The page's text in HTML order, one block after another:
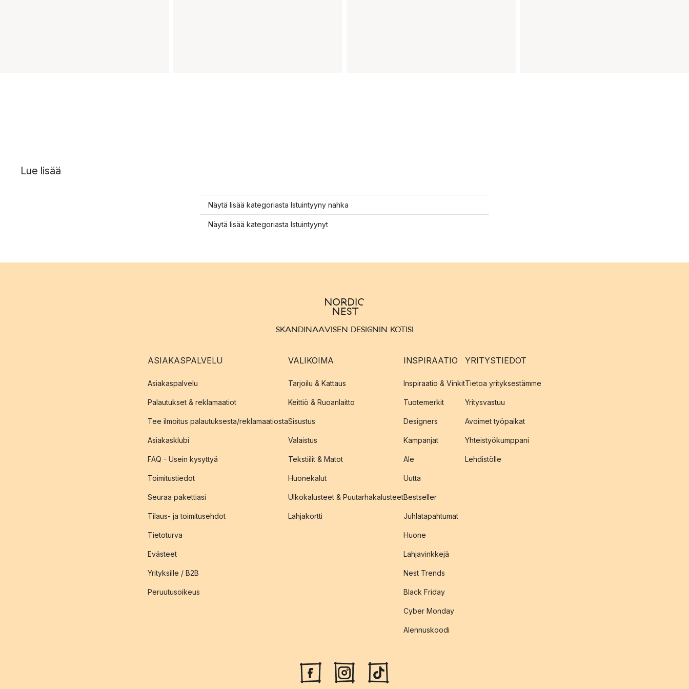
Lue lisää
Näytä lisää kategoriasta Istuintyyny nahka
Näytä lisää kategoriasta Istuintyynyt
SKANDINAAVISEN DESIGNIN KOTISI
ASIAKASPALVELU
Asiakaspalvelu
Palautukset & reklamaatiot
Tee ilmoitus palautuksesta/reklamaatiosta
Asiakasklubi
FAQ - Usein kysyttyä
Toimitustiedot
Seuraa pakettiasi
Tilaus- ja toimitusehdot
Tietoturva
Evästeet
Yrityksille / B2B
Peruutusoikeus
VALIKOIMA
Tarjoilu & Kattaus
Keittiö & Ruoanlaitto
Sisustus
Valaistus
Tekstiilit & Matot
Huonekalut
Ulkokalusteet & Puutarhakalusteet
Lahjakortti
INSPIRAATIO
Inspiraatio & Vinkit
Tuotemerkit
Designers
Kampanjat
Ale
Uutta
Bestseller
Juhlatapahtumat
Huone
Lahjavinkkejä
Nest Trends
Black Friday
Cyber Monday
Alennuskoodi
YRITYSTIEDOT
Tietoa yrityksestämme
Yritysvastuu
Avoimet työpaikat
Yhteistyökumppani
Lehdistölle